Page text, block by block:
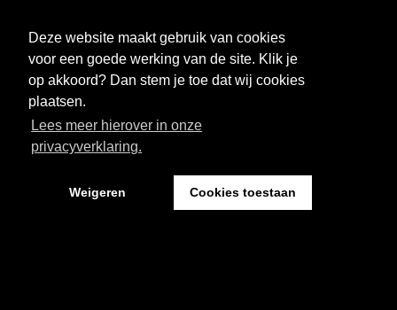
Deze website maakt gebruik van cookies
voor een goede werking van de site. Klik je
op akkoord? Dan stem je toe dat wij cookies
plaatsen.
Lees meer hierover in onze
privacyverklaring.
Weigeren Cookies toestaan
WAT WE DOEN
OVER CEMENT
ARCHIEF
FAQ
FESTIVAL CEMENT
Kantoor: Pand 18 - Sint Josephstraat 18